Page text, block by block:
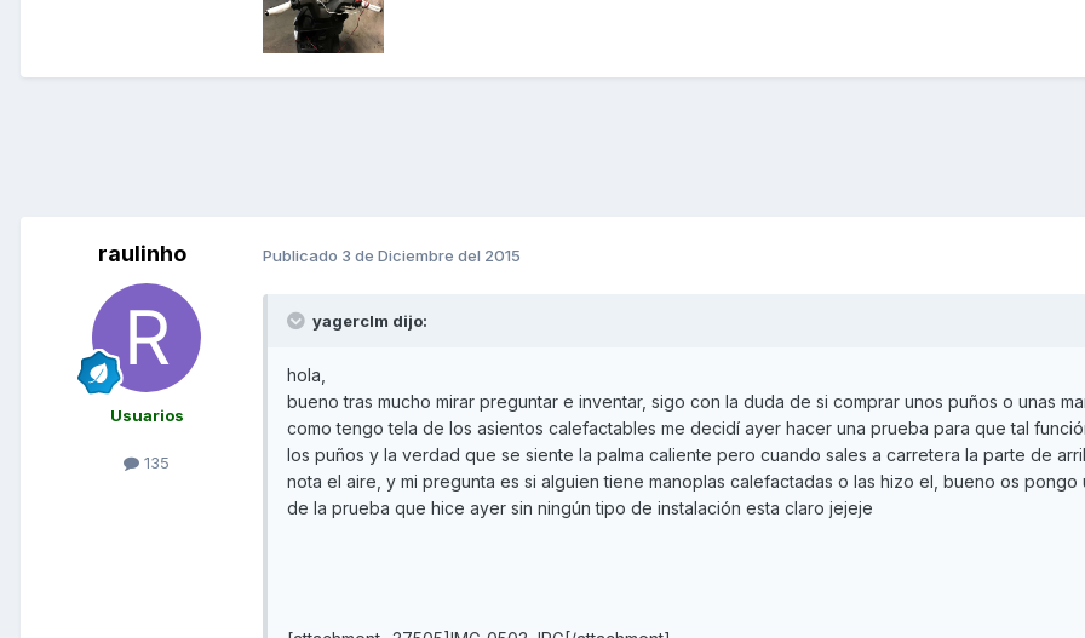
raulinho
Usuarios
135
Publicado 3 de Diciembre del 2015
yagerclm dijo:
hola,
bueno tras mucho mirar preguntar e inventar, sigo con la duda de si comprar unos puños o unas
como tengo tela de los asientos calefactables me decidí ayer hacer una prueba para que tal
los puños y la verdad que se siente la palma caliente pero cuando sales a carretera la parte de
nota el aire, y mi pregunta es si alguien tiene manoplas calefactadas o las hizo el, bueno os pongo
de la prueba que hice ayer sin ningún tipo de instalación esta claro jejeje